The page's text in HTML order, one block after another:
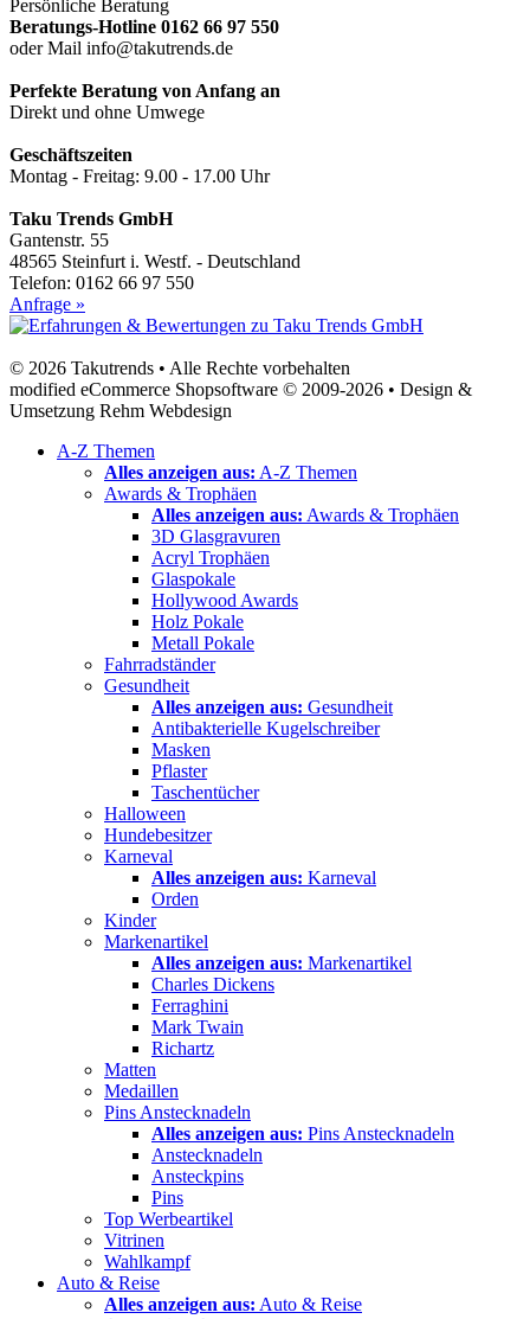
Persönliche Beratung
Beratungs-Hotline 0162 66 97 550
oder Mail info@takutrends.de
Perfekte Beratung von Anfang an
Direkt und ohne Umwege
Geschäftszeiten
Montag - Freitag: 9.00 - 17.00 Uhr
Taku Trends GmbH
Gantenstr. 55
48565 Steinfurt i. Westf. - Deutschland
Telefon: 0162 66 97 550
Anfrage »
© 2026 Takutrends • Alle Rechte vorbehalten
modified eCommerce Shopsoftware © 2009-2026 • Design &
Umsetzung Rehm Webdesign
A-Z Themen
Alles anzeigen aus: A-Z Themen
Awards & Trophäen
Alles anzeigen aus: Awards & Trophäen
3D Glasgravuren
Acryl Trophäen
Glaspokale
Hollywood Awards
Holz Pokale
Metall Pokale
Fahrradständer
Gesundheit
Alles anzeigen aus: Gesundheit
Antibakterielle Kugelschreiber
Masken
Pflaster
Taschentücher
Halloween
Hundebesitzer
Karneval
Alles anzeigen aus: Karneval
Orden
Kinder
Markenartikel
Alles anzeigen aus: Markenartikel
Charles Dickens
Ferraghini
Mark Twain
Richartz
Matten
Medaillen
Pins Anstecknadeln
Alles anzeigen aus: Pins Anstecknadeln
Anstecknadeln
Ansteckpins
Pins
Top Werbeartikel
Vitrinen
Wahlkampf
Auto & Reise
Alles anzeigen aus: Auto & Reise